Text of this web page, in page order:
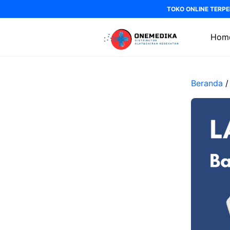
ke
TOKO ONLINE
Beranda /